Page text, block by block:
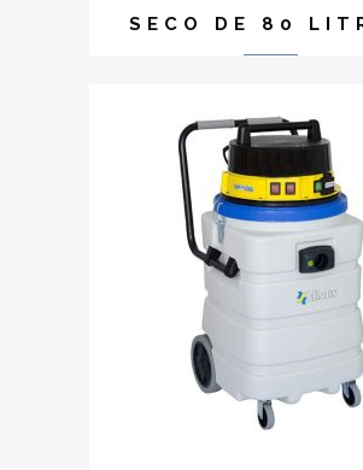
SECO DE 80